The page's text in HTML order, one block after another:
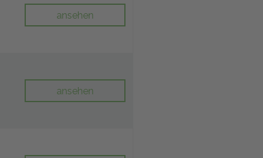
ansehen
ansehen